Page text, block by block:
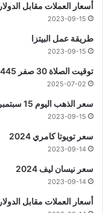
أسعار العملات مقابل الدولار 15 سبتمبر
2023-09-15
طريقة عمل البيتزا
2023-09-15
توقيت الصلاة 30 صفر 1445 هجري
2025-07-02
سعر الذهب اليوم 15 سبتمبر
2023-09-15
سعر تويوتا كامري 2024
2023-09-14
سعر نيسان ليف 2024
2023-09-14
أسعار العملات مقابل الدولار 14 سبتمبر